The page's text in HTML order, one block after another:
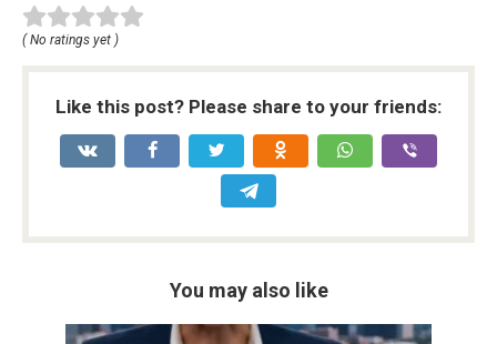
( No ratings yet )
Like this post? Please share to your friends:
You may also like